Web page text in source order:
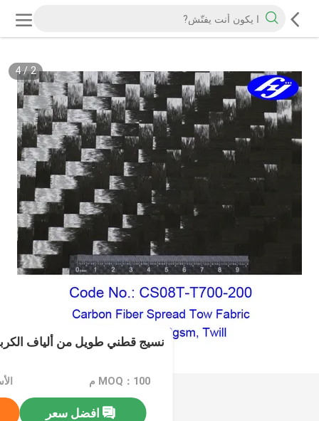
2
/
4
نسيج قطني طويل من ألياف
MOQ：100 م
افضل سعر